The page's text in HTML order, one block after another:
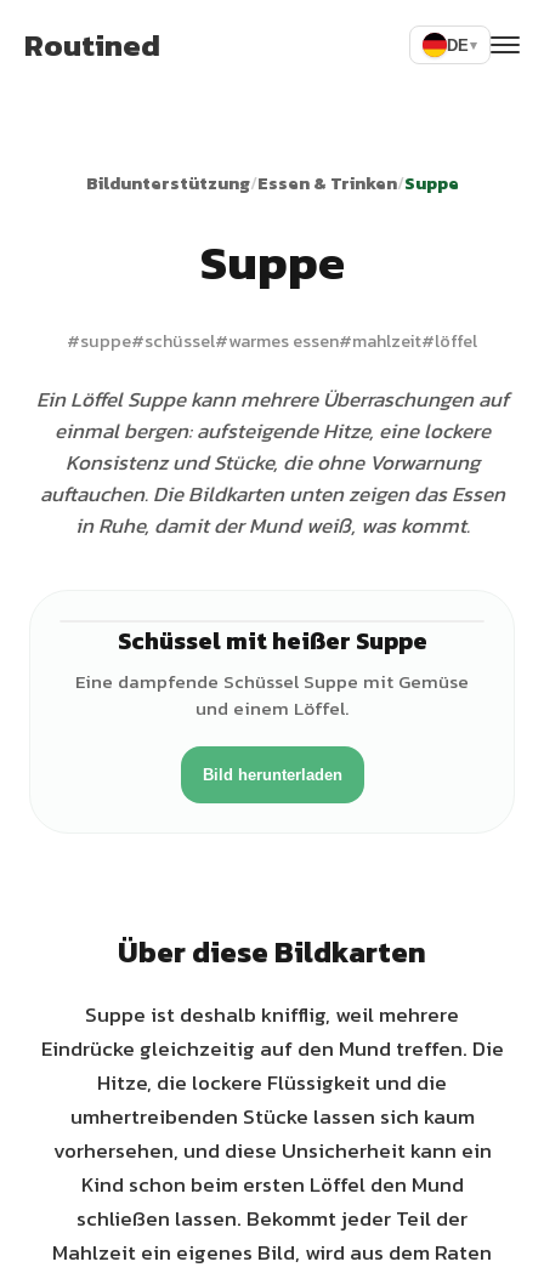
Routined DE▾
Bildunterstützung/Essen & Trinken/Suppe
Suppe
#suppe#schüssel#warmes essen#mahlzeit#löffel
Ein Löffel Suppe kann mehrere Überraschungen auf
einmal bergen: aufsteigende Hitze, eine lockere
Konsistenz und Stücke, die ohne Vorwarnung
auftauchen. Die Bildkarten unten zeigen das Essen
in Ruhe, damit der Mund weiß, was kommt.
Schüssel mit heißer Suppe
Eine dampfende Schüssel Suppe mit Gemüse
und einem Löffel.
Bild herunterladen
Über diese Bildkarten
Suppe ist deshalb knifflig, weil mehrere
Eindrücke gleichzeitig auf den Mund treffen. Die
Hitze, die lockere Flüssigkeit und die
umhertreibenden Stücke lassen sich kaum
vorhersehen, und diese Unsicherheit kann ein
Kind schon beim ersten Löffel den Mund
schließen lassen. Bekommt jeder Teil der
Mahlzeit ein eigenes Bild, wird aus dem Raten